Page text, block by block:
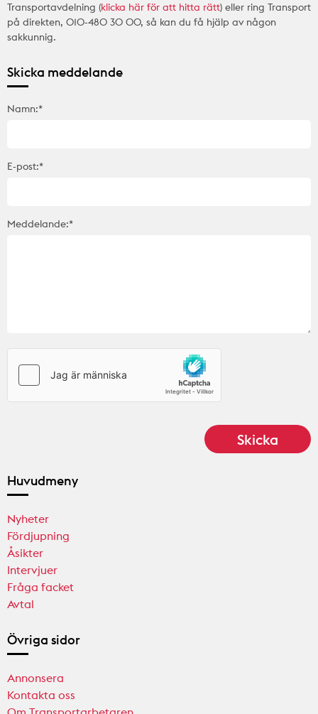
Transportavdelning (klicka här för att hitta rätt) eller ring Transport
på direkten, 010-480 30 00, så kan du få hjälp av någon
sakkunnig.
Skicka meddelande
Namn:*
E-post:*
Meddelande:*
Huvudmeny
Nyheter
Fördjupning
Åsikter
Intervjuer
Fråga facket
Avtal
Övriga sidor
Annonsera
Kontakta oss